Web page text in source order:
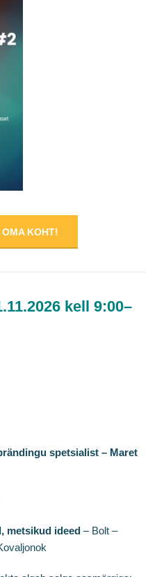
KOHT!
kell 9:00–
spetsialist – Maret
metsikud ideed – Bolt –